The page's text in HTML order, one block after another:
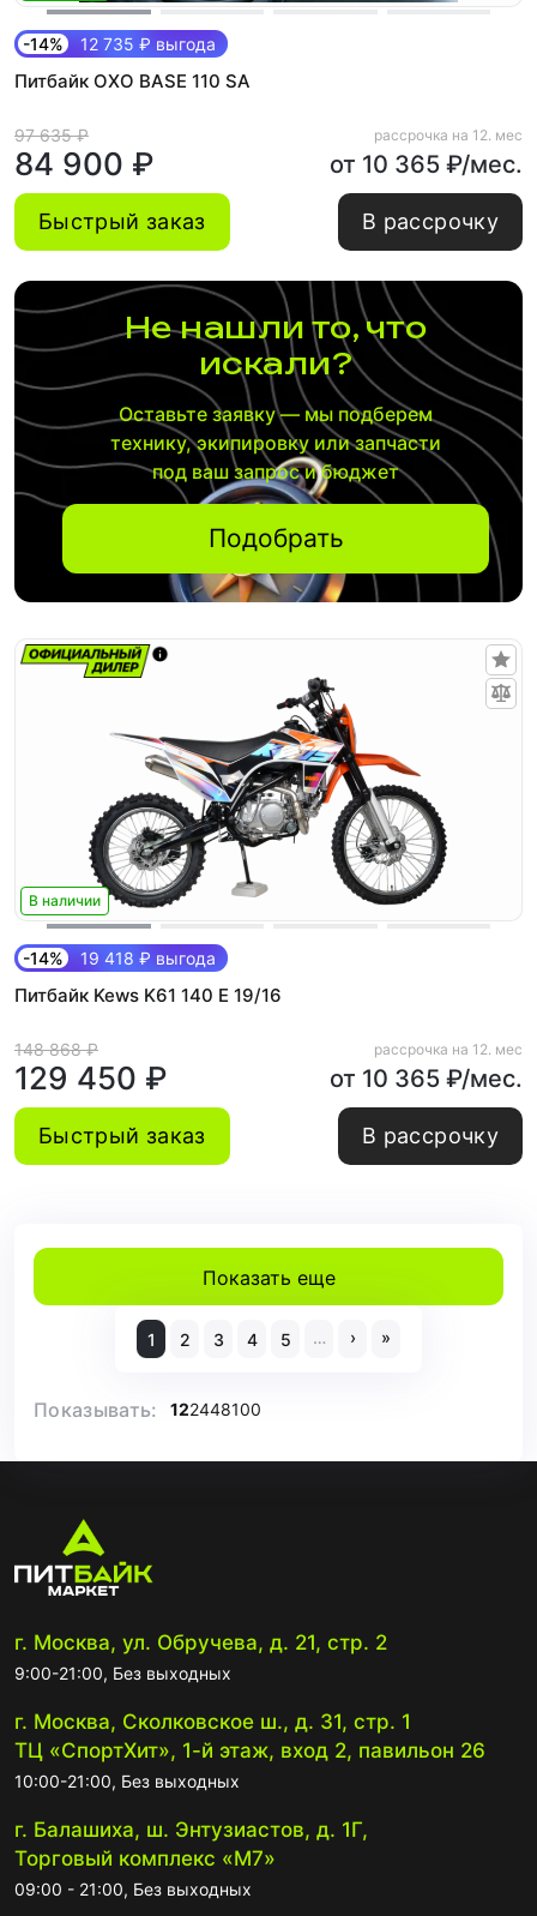
-14% 12 735 ₽ выгода
Питбайк OXO BASE 110 SA
97 635 ₽
84 900 ₽
рассрочка на 12. мес
от 10 365 ₽/мес.
Быстрый заказ В рассрочку
Не нашли то, что
искали?
Оставьте заявку — мы подберем
технику, экипировку или запчасти
под ваш запрос и бюджет
Подобрать
В наличии
-14% 19 418 ₽ выгода
Питбайк Kews K61 140 E 19/16
148 868 ₽
129 450 ₽
рассрочка на 12. мес
от 10 365 ₽/мес.
Быстрый заказ В рассрочку
Показать еще
1 2 3 4 5 … › »
Показывать: 122448100
г. Москва, ул. Обручева, д. 21, стр. 2
9:00-21:00, Без выходных
г. Москва, Сколковское ш., д. 31, стр. 1
ТЦ «СпортХит», 1-й этаж, вход 2, павильон 26
10:00-21:00, Без выходных
г. Балашиха, ш. Энтузиастов, д. 1Г,
Торговый комплекс «М7»
09:00 - 21:00, Без выходных